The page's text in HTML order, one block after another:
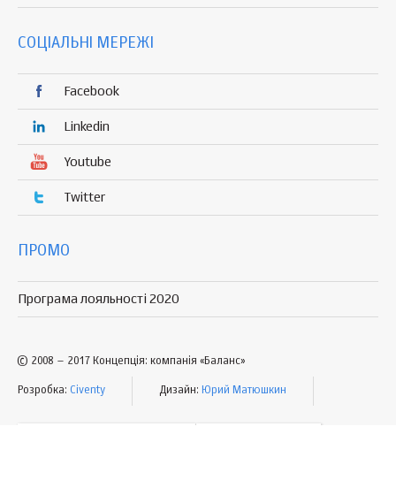
СОЦІАЛЬНІ МЕРЕЖІ
Facebook
Linkedin
Youtube
Twitter
ПРОМО
Програма лояльності 2020
© 2008 – 2017 Концепція: компанія «Баланс»
Розробка: Civenty Дизайн: Юрий Матюшкин